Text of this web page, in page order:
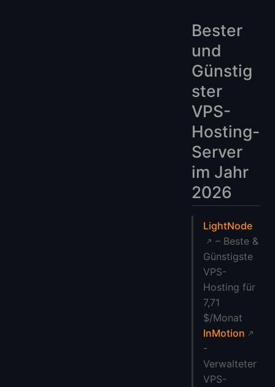
Bester
und
Günstig
ster
VPS-
Hosting-
Server
im Jahr
2026
LightNode
– Beste &
Günstigste
VPS-
Hosting für
7,71
$/Monat
InMotion
-
Verwalteter
VPS-